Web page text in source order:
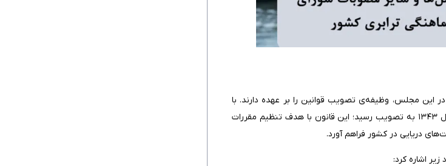
این مجلس، وظیفه‌ی تصویب قوانین را بر عهده دارند. با
توجه به جایگاه حیاتی ایران در تجارت بین‌المللی و فعالیت‌های دریایی، قانون دریایی ایران در سال ۱۳۴۳ به تصویب رسید؛ این قانون با هدف تنظیم مقررات
دریایی در کشور فراهم آورد.